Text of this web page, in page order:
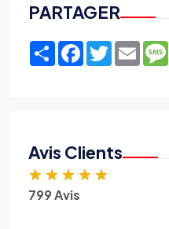
PARTAGER
ShareFacebook
TwitterEmail
Avis Clients
★ ★ ★ ★ ★
799 Avis